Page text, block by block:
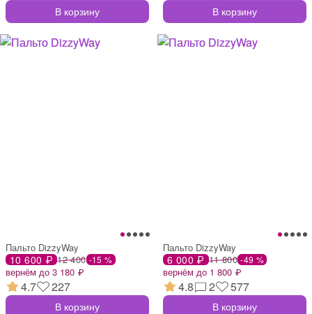
В корзину В корзину
Пальто DizzyWay
10 600 ₽ 12 400 -15 %
вернём до 3 180 ₽
4.7 227
В корзину
Пальто DizzyWay
6 000 ₽ 11 800 -49 %
вернём до 1 800 ₽
4.8 2 577
В корзину